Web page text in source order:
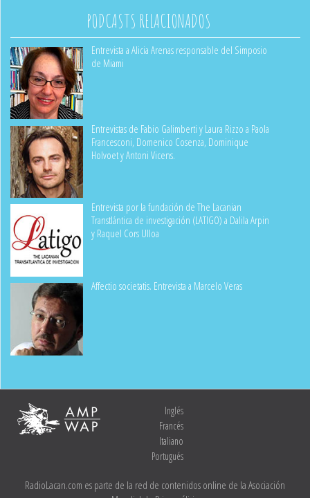
PODCASTS RELACIONADOS
Entrevista a Alicia Arenas responsable del Simposio
de Miami
Entrevistas de Fabio Galimberti y Laura Rizzo a Paola
Francesconi, Domenico Cosenza, Dominique
Holvoet y Antoni Vicens.
Entrevista por la fundación de The Lacanian
Transtlántica de investigación (LATIGO) a Dalila Arpin
y Raquel Cors Ulloa
Affectio societatis. Entrevista a Marcelo Veras
Inglés
Francés
Italiano
Portugués
RadioLacan.com es parte de la red de contenidos online de la Asociación